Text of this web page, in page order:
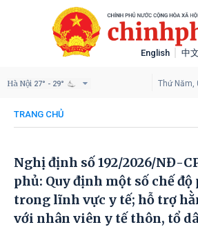
English 中文
Thứ
Hà Nội 27° - 29°
TRANG CHỦ
Nghị định số 192/2026/NĐ-
phủ: Quy định một số chế độ
trong lĩnh vực y tế; hỗ trợ
với nhân viên y tế thôn, tổ